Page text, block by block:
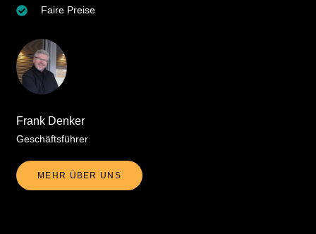
Faire Preise
Frank Denker
Geschäftsführer
MEHR ÜBER UNS